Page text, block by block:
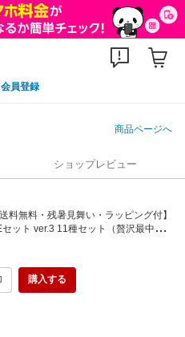
会員登録
商品ページへ
ショップレビュー
料無料・残暑見舞い・ラッピング付】
ット ver.3 11種セット（贅沢最中5
） ギフト バニラ 抹茶 あんバター 苺
か プレゼント 誕生日 内祝
購入する